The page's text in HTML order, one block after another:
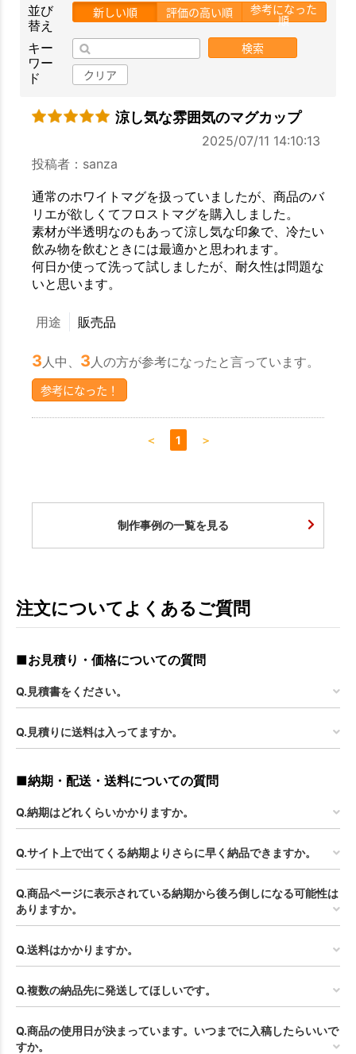
並び
替え
新しい順 評価の高い順 参考になった
順
キー
ワー
ド
検索
クリア
涼し気な雰囲気のマグカップ
2025/07/11 14:10:13
投稿者：sanza
通常のホワイトマグを扱っていましたが、商品のバ
リエが欲しくてフロストマグを購入しました。
素材が半透明なのもあって涼し気な印象で、冷たい
飲み物を飲むときには最適かと思われます。
何日か使って洗って試しましたが、耐久性は問題な
いと思います。
用途 販売品
3 人中、 3 人の方が参考になったと言っています。
参考になった！
＜ 1 ＞
制作事例の一覧を見る
注文についてよくあるご質問
■お見積り・価格についての質問
Q.見積書をください。
Q.見積りに送料は入ってますか。
■納期・配送・送料についての質問
Q.納期はどれくらいかかりますか。
Q.サイト上で出てくる納期よりさらに早く納品できますか。
Q.商品ページに表示されている納期から後ろ倒しになる可能性は
ありますか。
Q.送料はかかりますか。
Q.複数の納品先に発送してほしいです。
Q.商品の使用日が決まっています。いつまでに入稿したらいいで
すか。